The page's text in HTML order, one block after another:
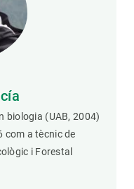
biologia (UAB, 2004)
com a tècnic de
i Forestal